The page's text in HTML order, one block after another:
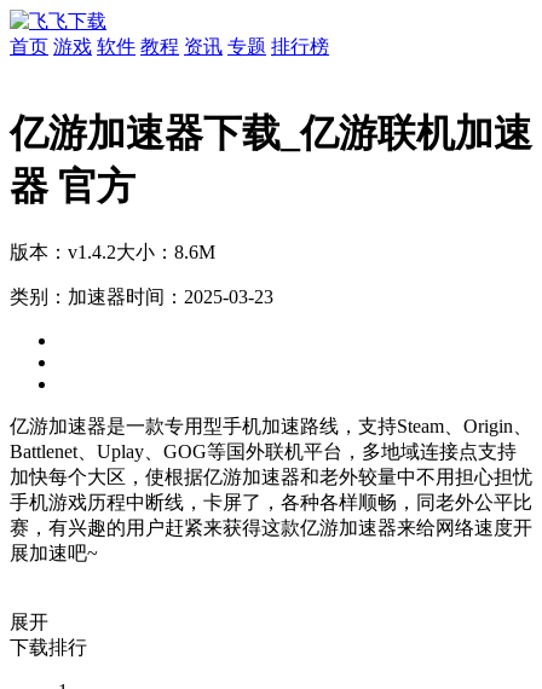
首页 游戏 软件 教程 资讯 专题 排行榜
亿游加速器下载_亿游联机加速
器 官方
版本：v1.4.2大小：8.6M
类别：加速器时间：2025-03-23
亿游加速器是一款专用型手机加速路线，支持Steam、Origin、
Battlenet、Uplay、GOG等国外联机平台，多地域连接点支持
加快每个大区，使根据亿游加速器和老外较量中不用担心担忧
手机游戏历程中断线，卡屏了，各种各样顺畅，同老外公平比
赛，有兴趣的用户赶紧来获得这款亿游加速器来给网络速度开
展加速吧~
展开
下载排行